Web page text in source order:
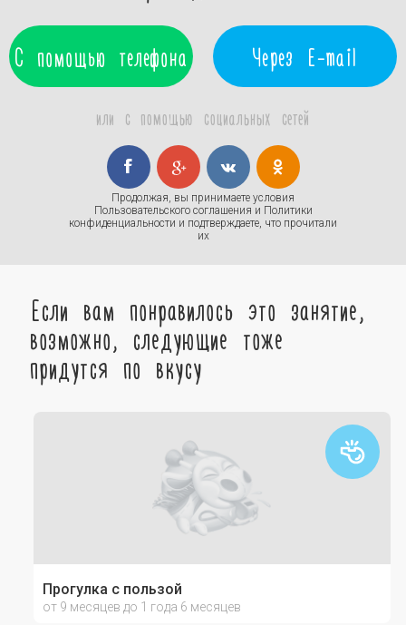
С помощью телефона Через E-mail
или с помощью социальных сетей
Продолжая, вы принимаете условия
Пользовательского соглашения и Политики
конфиденциальности и подтверждаете, что прочитали
их
Если вам понравилось это занятие,
возможно, следующие тоже
придутся по вкусу
Прогулка с пользой
от 9 месяцев до 1 года 6 месяцев